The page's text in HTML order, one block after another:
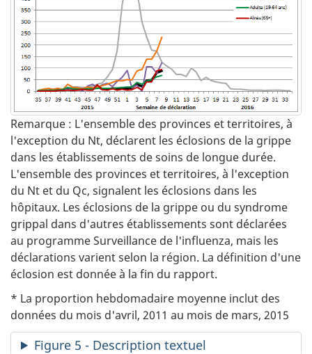
Remarque : L'ensemble des provinces et territoires, à
l'exception du Nt, déclarent les éclosions de la grippe
dans les établissements de soins de longue durée.
L'ensemble des provinces et territoires, à l'exception
du Nt et du Qc, signalent les éclosions dans les
hôpitaux. Les éclosions de la grippe ou du syndrome
grippal dans d'autres établissements sont déclarées
au programme Surveillance de l'influenza, mais les
déclarations varient selon la région. La définition d'une
éclosion est donnée à la fin du rapport.
* La proportion hebdomadaire moyenne inclut des
données du mois d'avril, 2011 au mois de mars, 2015
Figure 5 - Description textuel